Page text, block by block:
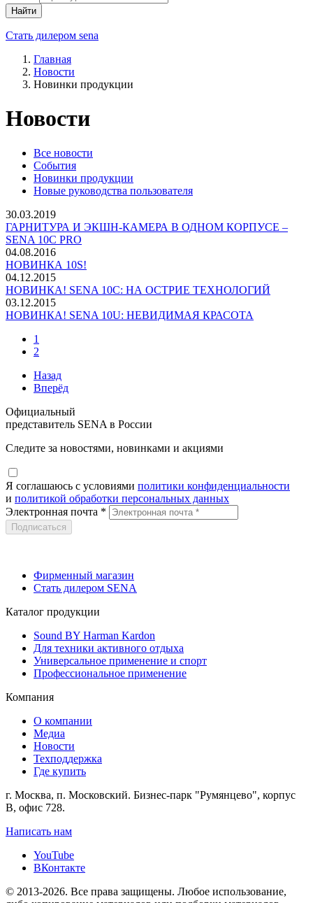
Найти
Стать дилером sena
Главная
Новости
Новинки продукции
Новости
Все новости
События
Новинки продукции
Новые руководства пользователя
30.03.2019
ГАРНИТУРА И ЭКШН-КАМЕРА В ОДНОМ КОРПУСЕ –
SENA 10C PRO
04.08.2016
НОВИНКА 10S!
04.12.2015
НОВИНКА! SENA 10C: НА ОСТРИЕ ТЕХНОЛОГИЙ
03.12.2015
НОВИНКА! SENA 10U: НЕВИДИМАЯ КРАСОТА
1
2
Назад
Вперёд
Официальный
представитель SENA в России
Следите за новостями, новинками и акциями
Я соглашаюсь c условиями политики конфиденциальности
и политикой обработки персональных данных
Электронная почта *
Фирменный магазин
Стать дилером SENA
Каталог продукции
Sound BY Harman Kardon
Для техники активного отдыха
Универсальное применение и спорт
Профессиональное применение
Компания
О компании
Медиа
Новости
Техподдержка
Где купить
г. Москва, п. Московский. Бизнес-парк "Румянцево", корпус
В, офис 728.
Написать нам
YouTube
ВКонтакте
© 2013-2026. Вcе права защищены. Любое использование,